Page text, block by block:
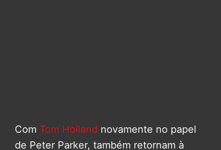
Com Tom Holland novamente no papel
de Peter Parker, também retornam à